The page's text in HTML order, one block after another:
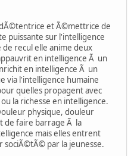
et Ã©mettrice de
puissante sur l'intelligence
recul elle anime deux
en intelligence Ã un
en intelligence Ã un
via l'intelligence humaine
quelles propagent avec
la richesse en intelligence.
physique, douleur
de faire barrage Ã la
mais elles entrent
par la jeunesse.